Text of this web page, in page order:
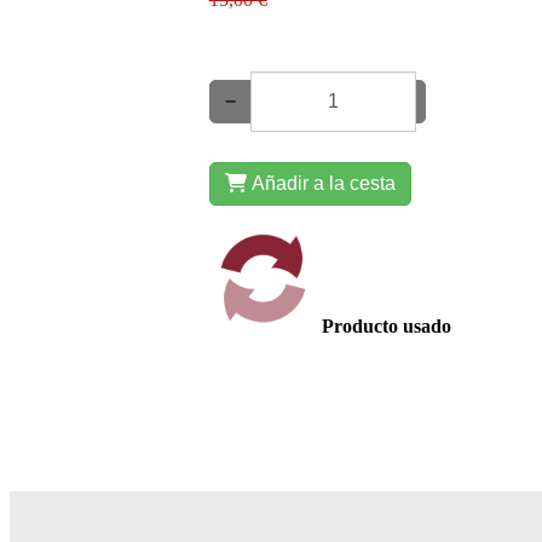
−
Añadir a la cesta
Producto usado